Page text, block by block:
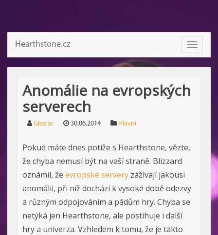
Toggle
Hearthstone.cz
Anomálie na evropských
serverech
Glea'ar 30.06.2014 Hlavni
Pokud máte dnes potíže s Hearthstone, vězte,
že chyba nemusí být na vaší straně. Blizzard
oznámil, že evropské servery zažívají jakousi
anomálii, při níž dochází k vysoké době odezvy
a různým odpojováním a pádům hry. Chyba se
netýká jen Hearthstone, ale postihuje i další
hry a univerza. Vzhledem k tomu, že je takto